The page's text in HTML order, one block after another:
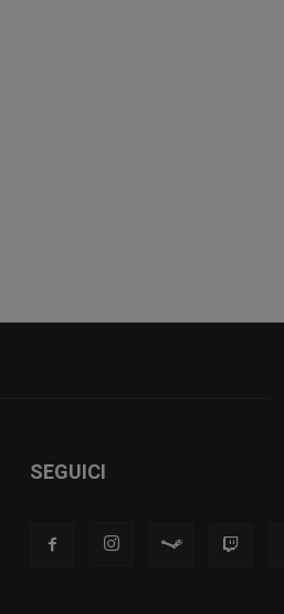
SEGUICI